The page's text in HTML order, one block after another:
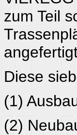
zum Teil
Diese
(1)
(2)